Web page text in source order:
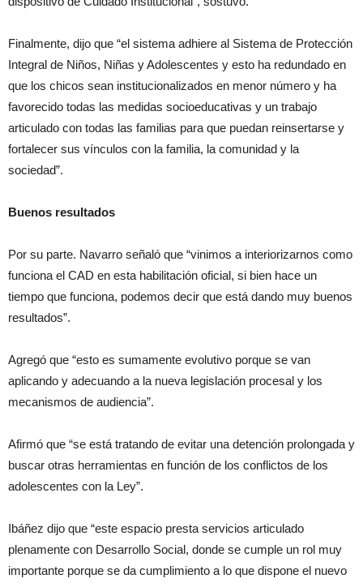
Finalmente, dijo que “el sistema adhiere al Sistema de Protección
Integral de Niños, Niñas y Adolescentes y esto ha redundado en
que los chicos sean institucionalizados en menor número y ha
favorecido todas las medidas socioeducativas y un trabajo
articulado con todas las familias para que puedan reinsertarse y
fortalecer sus vínculos con la familia, la comunidad y la
sociedad”.
Buenos resultados
Por su parte. Navarro señaló que “vinimos a interiorizarnos como
funciona el CAD en esta habilitación oficial, si bien hace un
tiempo que funciona, podemos decir que está dando muy buenos
resultados”.
Agregó que “esto es sumamente evolutivo porque se van
aplicando y adecuando a la nueva legislación procesal y los
mecanismos de audiencia”.
Afirmó que “se está tratando de evitar una detención prolongada y
buscar otras herramientas en función de los conflictos de los
adolescentes con la Ley”.
Ibáñez dijo que “este espacio presta servicios articulado
plenamente con Desarrollo Social, donde se cumple un rol muy
importante porque se da cumplimiento a lo que dispone el nuevo